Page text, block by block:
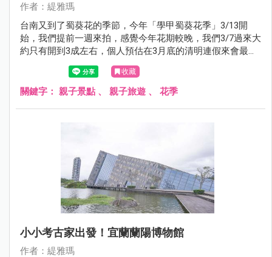
作者：緹雅瑪
台南又到了蜀葵花的季節，今年「學甲蜀葵花季」3/13開
始，我們提前一週來拍，感覺今年花期較晚，我們3/7過來大
約只有開到3成左右，個人預估在3月底的清明連假來會最
美，看完蜀葵花也別忘了後面整片的金色麥田，也超好拍
的！！完全就是個網美天堂。
收藏
關鍵字： 親子景點 、 親子旅遊 、 花季
小小考古家出發！宜蘭蘭陽博物館
作者：緹雅瑪